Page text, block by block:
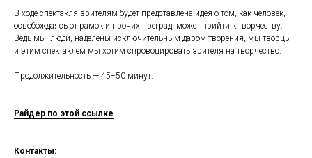
В ходе спектакля зрителям будет представлена идея о том, как человек,
освобождаясь от рамок и прочих преград, может прийти к творчеству.
Ведь мы, люди, наделены исключительным даром творения, мы творцы,
и этим спектаклем мы хотим спровоцировать зрителя на творчество.
Продолжительность — 45−50 минут.
Райдер по этой ссылке
Контакты: